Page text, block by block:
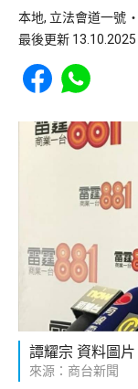
本地, 立法會道一號
最後更新 13.10.2025
Share to Facebook
Share to
譚耀宗 資料圖片
來源：商台新聞